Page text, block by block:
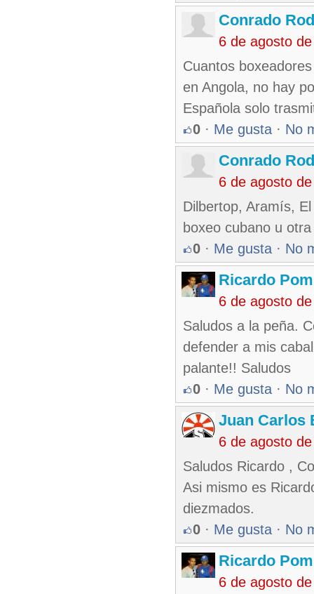
Conrado
6 de agosto
Cuantos
en Angola, no hay
Española solo
0 · Me gusta · No
Conrado
6 de agosto
Dilbertop, Aramís,
boxeo cubano u
0 · Me gusta · No
Ricardo
6 de agosto
Saludos a la peña.
defender a mis
palante!! Saludos
0 · Me gusta · No
Juan Carlos
6 de agosto
Saludos Ricardo ,
Asi mismo es
diezmados.
0 · Me gusta · No
Ricardo
6 de agosto